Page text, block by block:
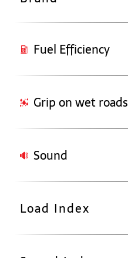
Fuel Efficiency
Grip on wet roads
Sound
Load Index